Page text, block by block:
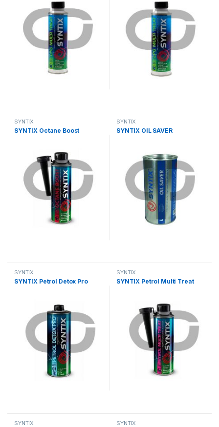
SYNTIX
SYNTIX Octane Boost
SYNTIX
SYNTIX OIL SAVER
SYNTIX
SYNTIX Petrol Detox Pro
SYNTIX
SYNTIX Petrol Multi Treat
SYNTIX SYNTIX